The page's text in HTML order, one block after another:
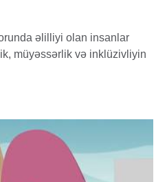
əlilliyi olan insanlar
müyəssərlik və inklüzivliyin